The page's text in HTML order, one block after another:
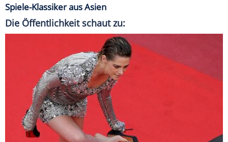
Spiele-Klassiker aus Asien
Die Öffentlichkeit schaut zu: